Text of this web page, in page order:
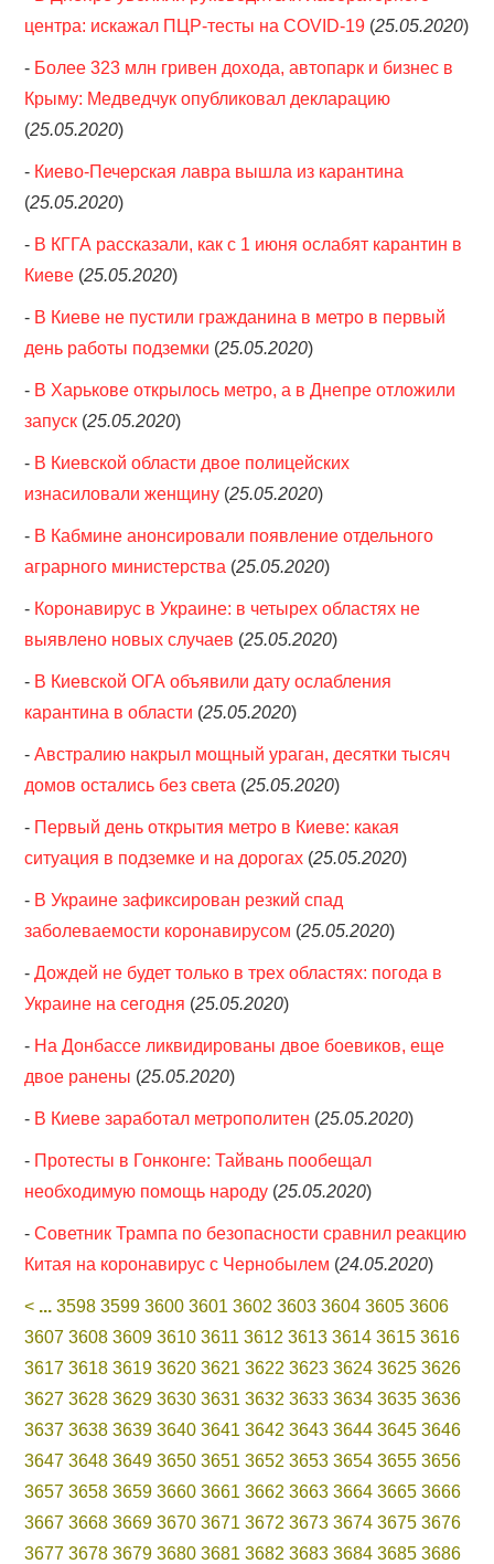
центра: искажал ПЦР-тесты на COVID-19 (25.05.2020)
- Более 323 млн гривен дохода, автопарк и бизнес в
Крыму: Медведчук опубликовал декларацию
(25.05.2020)
- Киево-Печерская лавра вышла из карантина
(25.05.2020)
- В КГГА рассказали, как с 1 июня ослабят карантин в
Киеве (25.05.2020)
- В Киеве не пустили гражданина в метро в первый
день работы подземки (25.05.2020)
- В Харькове открылось метро, а в Днепре отложили
запуск (25.05.2020)
- В Киевской области двое полицейских
изнасиловали женщину (25.05.2020)
- В Кабмине анонсировали появление отдельного
аграрного министерства (25.05.2020)
- Коронавирус в Украине: в четырех областях не
выявлено новых случаев (25.05.2020)
- В Киевской ОГА объявили дату ослабления
карантина в области (25.05.2020)
-Австралию накрыл мощный ураган, десятки тысяч
домов остались без света (25.05.2020)
- Первый день открытия метро в Киеве: какая
ситуация в подземке и на дорогах (25.05.2020)
- В Украине зафиксирован резкий спад
заболеваемости коронавирусом (25.05.2020)
-Дождей не будет только в трех областях: погода в
Украине на сегодня (25.05.2020)
- На Донбассе ликвидированы двое боевиков, еще
двое ранены (25.05.2020)
- В Киеве заработал метрополитен (25.05.2020)
- Протесты в Гонконге: Тайвань пообещал
необходимую помощь народу (25.05.2020)
-Советник Трампа по безопасности сравнил реакцию
Китая на коронавирус с Чернобылем (24.05.2020)
< ... 3598 3599 3600 3601 3602 3603 3604 3605 3606
3607 3608 3609 3610 3611 3612 3613 3614 3615 3616
3617 3618 3619 3620 3621 3622 3623 3624 3625 3626
3627 3628 3629 3630 3631 3632 3633 3634 3635 3636
3637 3638 3639 3640 3641 3642 3643 3644 3645 3646
3647 3648 3649 3650 3651 3652 3653 3654 3655 3656
3657 3658 3659 3660 3661 3662 3663 3664 3665 3666
3667 3668 3669 3670 3671 3672 3673 3674 3675 3676
3677 3678 3679 3680 3681 3682 3683 3684 3685 3686